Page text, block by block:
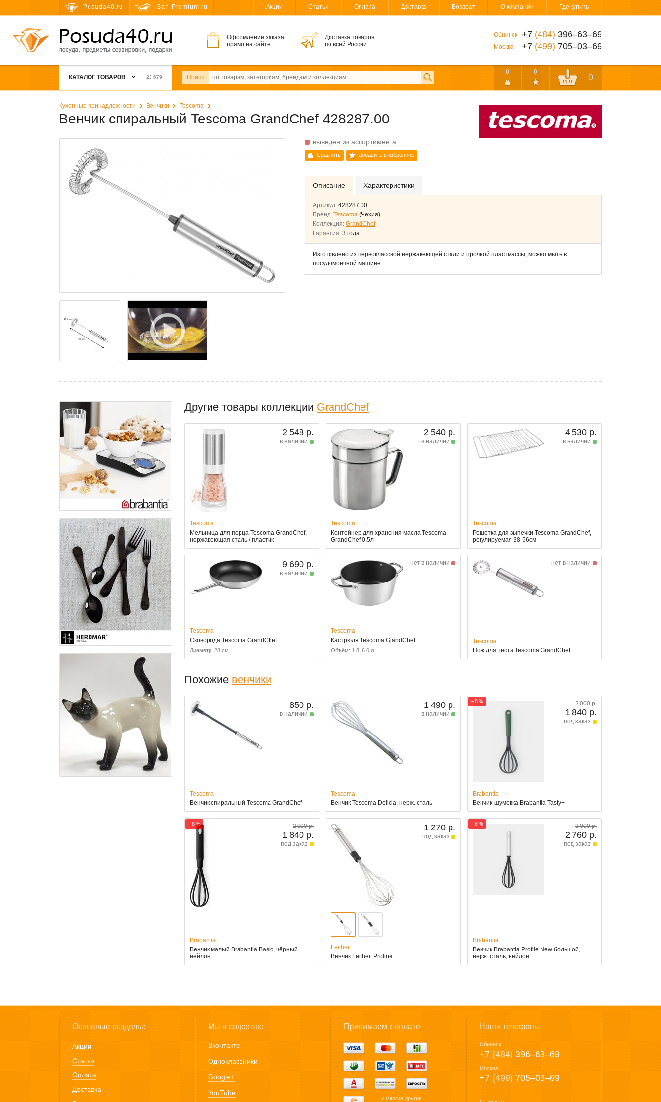
Posuda40.ru San-Premium.ru Акции Статьи Оплата Доставка Возврат О компании Где купить
Оформление заказа
прямо на сайте
Доставка товаров
по всей России
Обнинск +7 (484) 396‒63‒69
Москва +7 (499) 705‒03‒69
КАТАЛОГ ТОВАРОВ 22 679 Поиск
0 0
0
Кухонные принадлежности Венчики Tescoma
Венчик спиральный Tescoma GrandChef 428287.00
выведен из ассортимента
Сравнить Добавить в избранное
Описание Характеристики
Артикул: 428287.00
Бренд: Tescoma (Чехия)
Коллекция: GrandChef
Гарантия: 3 года
Изготовлено из первоклассной нержавеющей стали и прочной пластмассы, можно мыть в
посудомоечной машине.
Другие товары коллекции GrandChef
2 548 р.
в наличии
Tescoma
Мельница для перца Tescoma GrandChef,
нержавеющая сталь / пластик
2 540 р.
в наличии
Tescoma
Контейнер для хранения масла Tescoma
GrandChef 0.5л
4 530 р.
в наличии
Tescoma
Решетка для выпечки Tescoma GrandChef,
регулируемая 38-56см
9 690 р.
в наличии
Tescoma
Сковорода Tescoma GrandChef
Диаметр: 28 см
нет в наличии
Tescoma
Кастрюля Tescoma GrandChef
Объём: 1.8, 6.0 л
нет в наличии
Tescoma
Нож для теста Tescoma GrandChef
Похожие венчики
850 р.
в наличии
Tescoma
Венчик спиральный Tescoma GrandChef
1 490 р.
в наличии
Tescoma
Венчик Tescoma Delicia, нерж. сталь
− 8 % 2 000 р.
1 840 р.
под заказ
Brabantia
Венчик-шумовка Brabantia Tasty+
− 8 % 2 000 р.
1 840 р.
под заказ
Brabantia
Венчик малый Brabantia Basic, чёрный
нейлон
1 270 р.
под заказ
Leifheit
Венчик Leifheit Proline
− 8 % 3 000 р.
2 760 р.
под заказ
Brabantia
Венчик Brabantia Profile New большой,
нерж. сталь, нейлон
Основные разделы:
Акции
Статьи
Оплата
Доставка
Мы в соцсетях:
Вконтакте
Одноклассники
Google+
YouTube
Принимаем к оплате:
... и многие другие
Наши телефоны:
Обнинск:
+7 (484) 396‒63‒69
Москва:
+7 (499) 705‒03‒69